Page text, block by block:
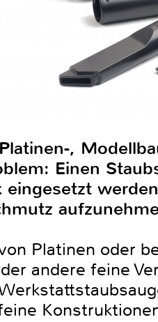
,
Einen
eingesetzt
Platinen oder
andere feine